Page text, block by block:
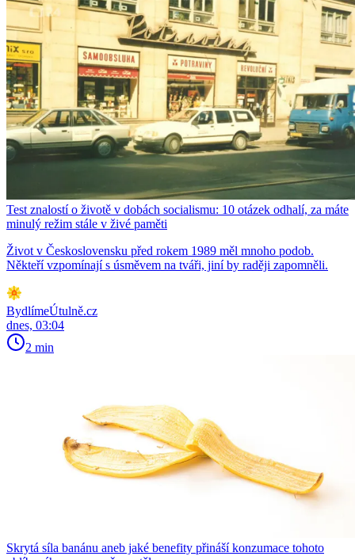
Test znalostí o životě v dobách socialismu: 10 otázek odhalí, za máte
minulý režim stále v živé paměti
Život v Československu před rokem 1989 měl mnoho podob.
Někteří vzpomínají s úsměvem na tváři, jiní by raději zapomněli.
BydlímeÚtulně.cz
dnes, 03:04
2 min
Skrytá síla banánu aneb jaké benefity přináší konzumace tohoto